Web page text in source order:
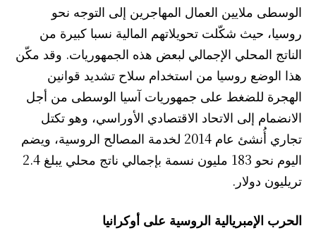
الوسطى ملايين العمال المهاجرين إلى التوجه نحو
روسيا، حيث شكّلت تحويلاتهم المالية نسبا كبيرة من
الناتج المحلي الإجمالي لبعض هذه الجمهوريات. وقد مكّن
هذا الوضع روسيا من استخدام سلاح تشديد قوانين
الهجرة للضغط على جمهوريات آسيا الوسطى من أجل
الانضمام إلى الاتحاد الاقتصادي الأوراسي، وهو تكتل
تجاري أُنشئ عام 2014 لخدمة المصالح الروسية، ويضم
اليوم نحو 183 مليون نسمة بإجمالي ناتج محلي يبلغ 2.4
تريليون دولار.
الحرب الإمبريالية الروسية على أوكرانيا